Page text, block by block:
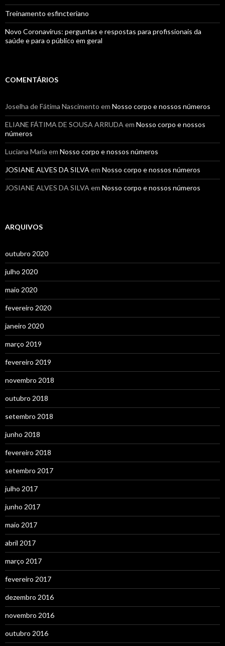
Treinamento esfincteriano
Novo Coronavírus: perguntas e respostas para profissionais da
saúde e para o público em geral
COMENTÁRIOS
Joselha de Fátima Nascimento em Nosso corpo e nossos números
ELIANE FÁTIMA DE SOUSA ARRUDA em Nosso corpo e nossos
números
Luciana Maria em Nosso corpo e nossos números
JOSIANE ALVES DA SILVA em Nosso corpo e nossos números
JOSIANE ALVES DA SILVA em Nosso corpo e nossos números
ARQUIVOS
outubro 2020
julho 2020
maio 2020
fevereiro 2020
janeiro 2020
março 2019
fevereiro 2019
novembro 2018
outubro 2018
setembro 2018
junho 2018
fevereiro 2018
setembro 2017
julho 2017
junho 2017
maio 2017
abril 2017
março 2017
fevereiro 2017
dezembro 2016
novembro 2016
outubro 2016